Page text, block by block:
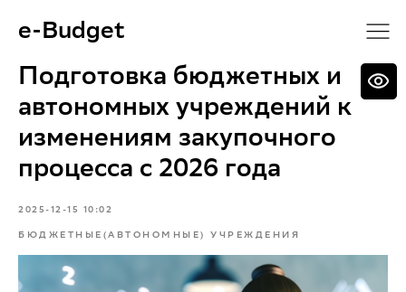
e-Budget
Подготовка бюджетных и
автономных учреждений к
изменениям закупочного
процесса с 2026 года
2025-12-15 10:02
БЮДЖЕТНЫЕ(АВТОНОМНЫЕ) УЧРЕЖДЕНИЯ